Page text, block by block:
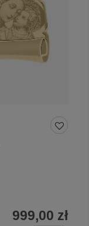
999,00 zł